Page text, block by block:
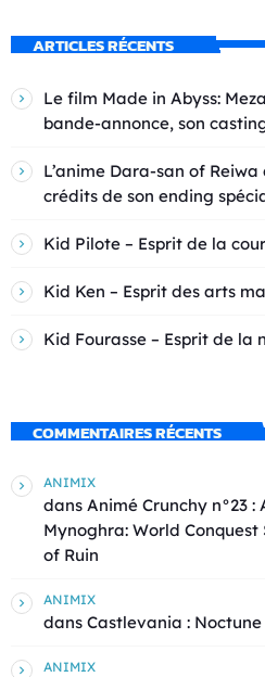
ARTICLES RÉCENTS
Le film Made in Abyss:
bande-annonce, son
L’anime Dara-san of
crédits de son ending
Kid Pilote – Esprit de la
Kid Ken – Esprit des arts
Kid Fourasse – Esprit de la
COMMENTAIRES RÉCENTS
ANIMIX
dans Animé Crunchy n°23
Mynoghra: World
of Ruin
ANIMIX
dans Castlevania : Noctune
ANIMIX